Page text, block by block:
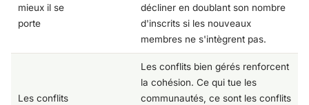
mieux il se
porte
décliner en doublant son nombre
d'inscrits si les nouveaux
membres ne s'intègrent pas.
Les conflits
Les conflits bien gérés renforcent
la cohésion. Ce qui tue les
communautés, ce sont les conflits